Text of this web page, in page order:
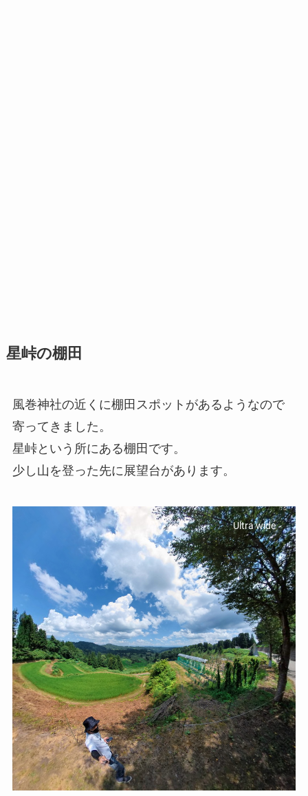
星峠の棚田
風巻神社の近くに棚田スポットがあるようなので
寄ってきました。
星峠という所にある棚田です。
少し山を登った先に展望台があります。